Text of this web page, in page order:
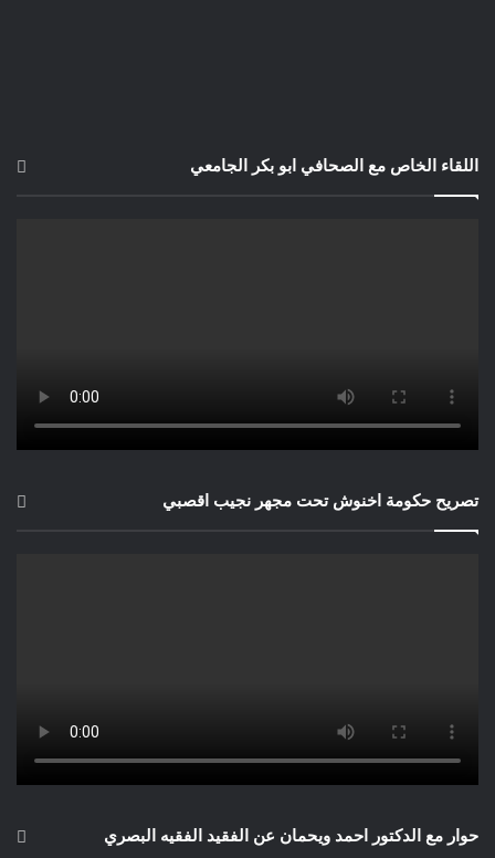
اللقاء الخاص مع الصحافي ابو بكر الجامعي
تصريح حكومة اخنوش تحت مجهر نجيب اقصبي
حوار مع الدكتور احمد ويحمان عن الفقيد الفقيه البصري